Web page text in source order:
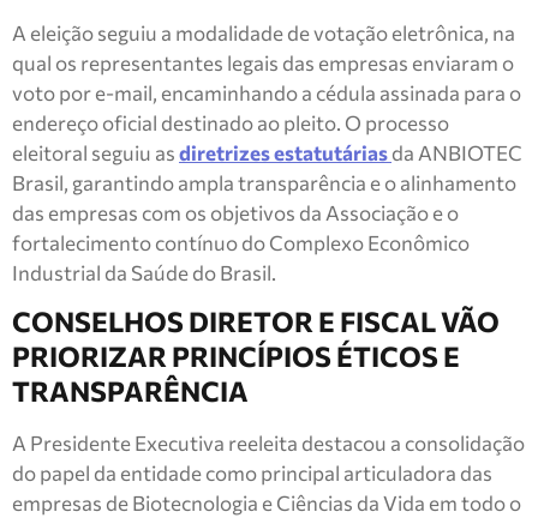
A eleição seguiu a modalidade de votação eletrônica, na
qual os representantes legais das empresas enviaram o
voto por e-mail, encaminhando a cédula assinada para o
endereço oficial destinado ao pleito. O processo
eleitoral seguiu asdiretrizes estatutáriasda ANBIOTEC
Brasil, garantindo ampla transparência e o alinhamento
das empresas com os objetivos da Associação e o
fortalecimento contínuo do Complexo Econômico
Industrial da Saúde do Brasil.
CONSELHOS DIRETOR E FISCAL VÃO
PRIORIZAR PRINCÍPIOS ÉTICOS E
TRANSPARÊNCIA
A Presidente Executiva reeleita destacou a consolidação
do papel da entidade como principal articuladora das
empresas de Biotecnologia e Ciências da Vida em todo o